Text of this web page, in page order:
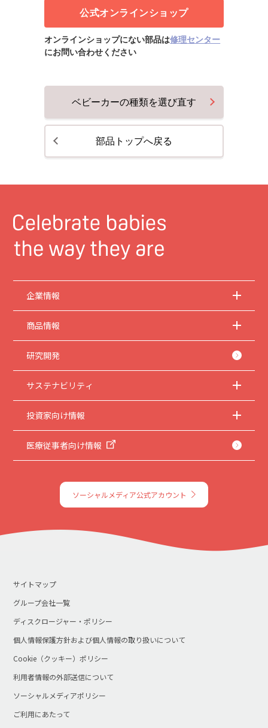
公式オンラインショップ
オンラインショップにない部品は修理センター
にお問い合わせください
部品トップへ戻る
ベビーカーの種類を選び直す
企業情報
商品情報
研究開発
サステナビリティ
投資家向け情報
医療従事者向け情報
ソーシャルメディア公式アカウント
サイトマップ
グループ会社一覧
ディスクロージャー・ポリシー
個人情報保護方針および個人情報の取り扱いについて
Cookie（クッキー）ポリシー
利用者情報の外部送信について
ソーシャルメディアポリシー
ご利用にあたって